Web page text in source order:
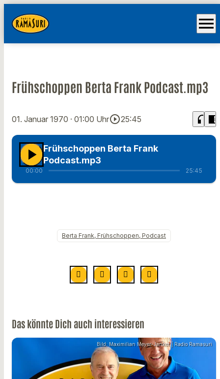
menu
Frühschoppen Berta Frank Podcast.mp3
01. Januar 1970 · 01:00 Uhrplay_circle_outline25:45 headphones chrome_reader_mode
play_arrow
Frühschoppen Berta Frank
Podcast.mp3
00:00 25:45
Berta Frank, Frühschoppen, Podcast
Das könnte Dich auch interessieren
Bild: Maximilian Meyer-Janker | Radio Ramasuri